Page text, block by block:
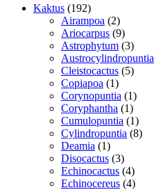
Kaktus 192192
varer
Airampoa 22
varer
Ariocarpus 99
varer
Astrophytum 33
varer
Austrocylindropuntia
Cleistocactus 55
Copiapoa 11
vare
Corynopuntia 11
vare
Coryphantha 11
vare
Cumulopuntia 11
vare
Cylindropuntia 88
Deamia 11
vare
Disocactus 33
varer
Echinocactus 44
varer
Echinocereus 44